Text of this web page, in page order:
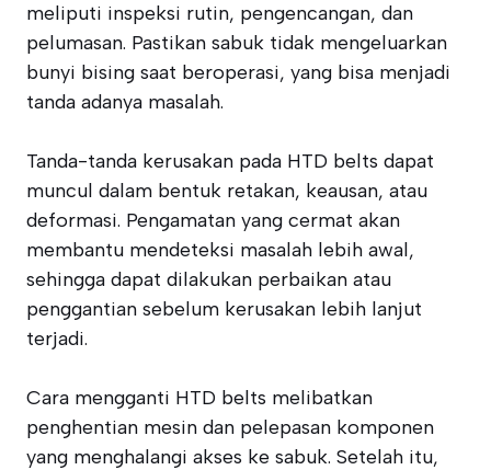
meliputi inspeksi rutin, pengencangan, dan
pelumasan. Pastikan sabuk tidak mengeluarkan
bunyi bising saat beroperasi, yang bisa menjadi
tanda adanya masalah.
Tanda-tanda kerusakan pada HTD belts dapat
muncul dalam bentuk retakan, keausan, atau
deformasi. Pengamatan yang cermat akan
membantu mendeteksi masalah lebih awal,
sehingga dapat dilakukan perbaikan atau
penggantian sebelum kerusakan lebih lanjut
terjadi.
Cara mengganti HTD belts melibatkan
penghentian mesin dan pelepasan komponen
yang menghalangi akses ke sabuk. Setelah itu,